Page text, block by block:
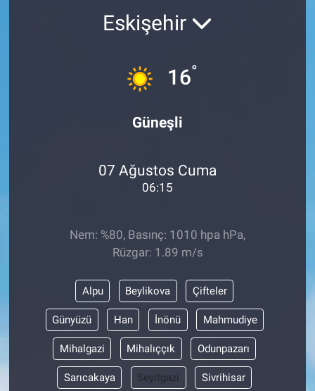
Eskişehir
16°
Güneşli
07 Ağustos Cuma
06:15
Nem: %80, Basınç: 1010 hpa hPa,
Rüzgar: 1.89 m/s
Alpu Beylikova Çifteler
Günyüzü Han İnönü Mahmudiye
Mihalgazi Mihalıççık Odunpazarı
Sarıcakaya Seyitgazi Sivrihisar
KÜLTÜR SANAT